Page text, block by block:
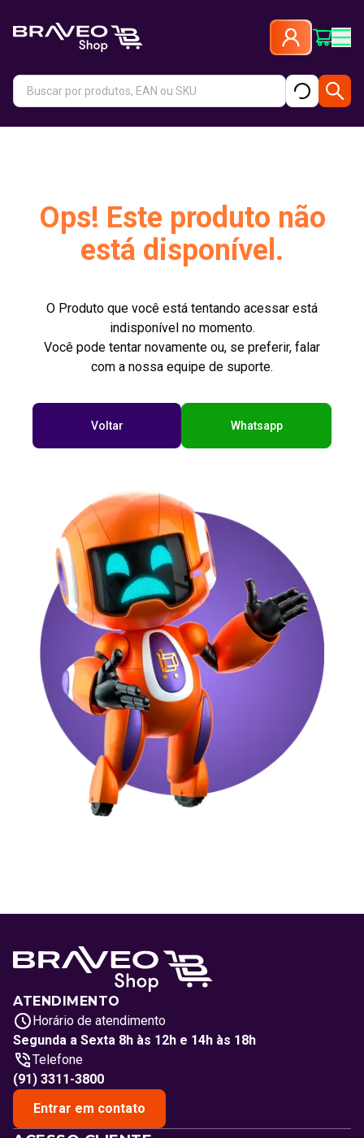
Ops! Este produto não
está disponível.
O Produto que você está tentando acessar está
indisponível no momento.
Você pode tentar novamente ou, se preferir, falar
com a nossa equipe de suporte.
Voltar Whatsapp
ATENDIMENTO
Horário de atendimento
Segunda a Sexta 8h às 12h e 14h às 18h
Telefone
(91) 3311-3800
Entrar em contato